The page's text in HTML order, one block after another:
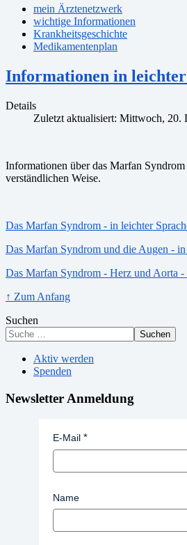
mein Ärztenetzwerk
wichtige Informationen
Krankheitsgeschichte
Medikamentenplan
Informationen in leichter
Details
Zuletzt aktualisiert: Mittwoch, 20.
Informationen über das Marfan
verständlichen Weise.
Das Marfan Syndrom - in leichter
Das Marfan Syndrom und die Augen -
Das Marfan Syndrom - Herz und Aorta -
↑ Zum Anfang
Suchen
Suchen
Aktiv werden
Spenden
Newsletter Anmeldung
E-Mail
Name